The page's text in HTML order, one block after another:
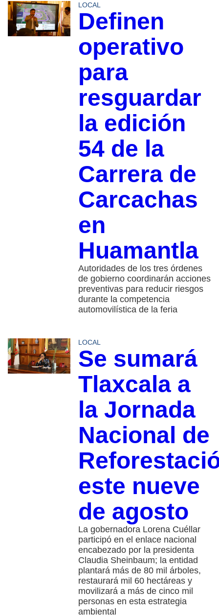
LOCAL
Definen
operativo
para
resguardar
la edición
54 de la
Carrera de
Carcachas
en
Huamantla
Autoridades de los tres órdenes
de gobierno coordinarán acciones
preventivas para reducir riesgos
durante la competencia
automovilística de la feria
LOCAL
Se sumará
Tlaxcala a
la Jornada
Nacional de
este nueve
de agosto
La gobernadora Lorena Cuéllar
participó en el enlace nacional
encabezado por la presidenta
Claudia Sheinbaum; la entidad
plantará más de 80 mil árboles,
restaurará mil 60 hectáreas y
movilizará a más de cinco mil
personas en esta estrategia
ambiental